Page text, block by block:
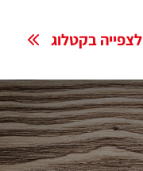
לצפייה בקטלוג